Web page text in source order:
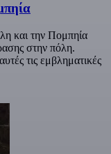
και την Πομπηία
στην πόλη.
τις εμβληματικές